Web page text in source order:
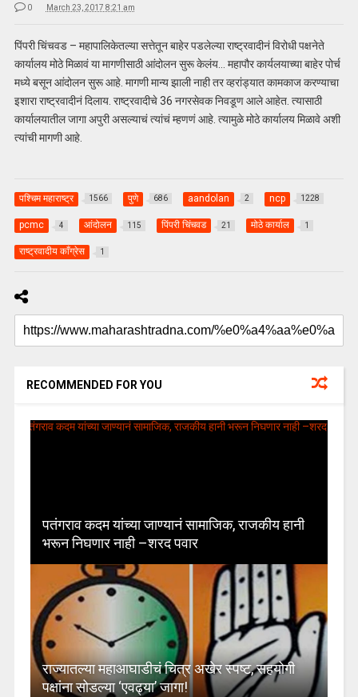
0 March 23, 2017 8:21 am
पिंपरी चिंचवड – महापालिकेतल्या सत्तेतून बाहेर पडलेल्या राष्ट्रवादीनं विरोधी पक्षनेते
कार्यालय मोठे मिळावं या मागणीसाठी आंदोलन सुरू केलंय… महापौर कार्यलयाच्या बाहेर पोर्च
मध्ये बसून आंदोलन सुरू आहे. मागणी मान्य झाली नाही तर व्हरांड्यात कामकाज करण्याचा
इशारा राष्ट्रवादीनं दिलाय. राष्ट्रवादीचे 36 नगरसेवक निवडूण आले आहेत. त्यासाठी
कार्यालयातील जागा अपुरी असल्याचं त्यांचं म्हणणं आहे. त्यामुळे मोठे कार्यालय मिळावे अशी
त्यांची मागणी आहे.
पश्चिम महाराष्ट्र 1566 पुणे 686 aandolan 2 ncp 1228
pcmc 4 आंदोलन 115 पिंपरी चिंचवड 21 मोठे कार्याल 1
राष्ट्रवादीय काँग्रेस 1
RECOMMENDED FOR YOU
पतंगराव कदम यांच्या जाण्यानं सामाजिक, राजकीय हानी
भरून निघणार नाही –शरद पवार
राज्यातल्या महाआघाडीचं चित्र अखेर स्पष्ट, सहयोगी
पक्षांना सोडल्या ‘एवढ्या’ जागा!